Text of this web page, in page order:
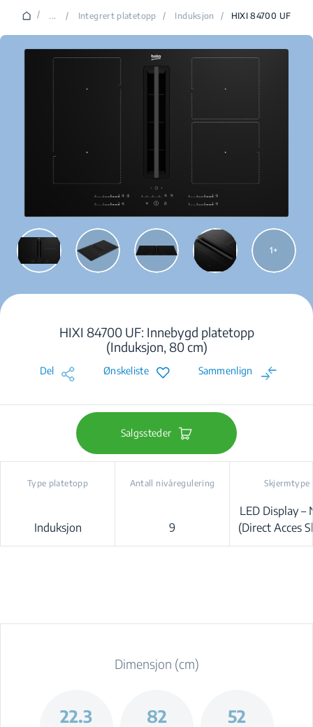
/ ... / Integrert platetopp / Induksjon / HIXI 84700 UF
1
HIXI 84700 UF: Innebygd platetopp
(Induksjon, 80 cm)
Del Ønskeliste Sammenlign
Salgssteder
Type platetopp
Induksjon
Antall nivåregulering
9
Skjermtype
LED Display –
(Direct Acces
Dimensjon (cm)
22.3 82 52